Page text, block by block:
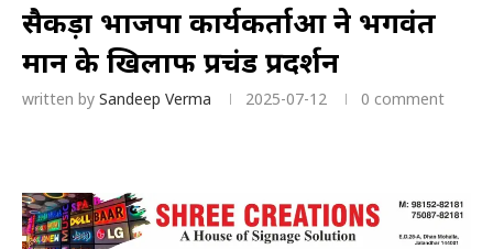
सैकड़ों भाजपा कार्यकर्ताओं ने भगवंत
मान के खिलाफ प्रचंड प्रदर्शन
written by Sandeep Verma 2025-07-12 0 comment